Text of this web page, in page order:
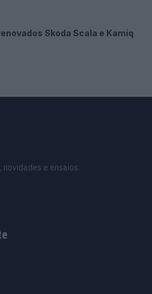
Skoda Scala e Kamiq
e ensaios.